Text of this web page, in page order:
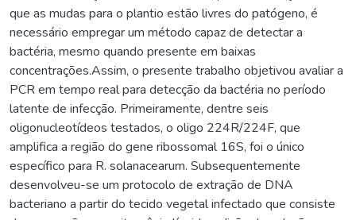
que as mudas para o plantio estão livres do patógeno, é
necessário empregar um método capaz de detectar a
bactéria, mesmo quando presente em baixas
concentrações.Assim, o presente trabalho objetivou avaliar a
PCR em tempo real para detecção da bactéria no período
latente de infecção. Primeiramente, dentre seis
oligonucleotídeos testados, o oligo 224R/224F, que
amplifica a região do gene ribossomal 16S, foi o único
específico para R. solanacearum. Subsequentemente
desenvolveu-se um protocolo de extração de DNA
bacteriano a partir do tecido vegetal infectado que consiste